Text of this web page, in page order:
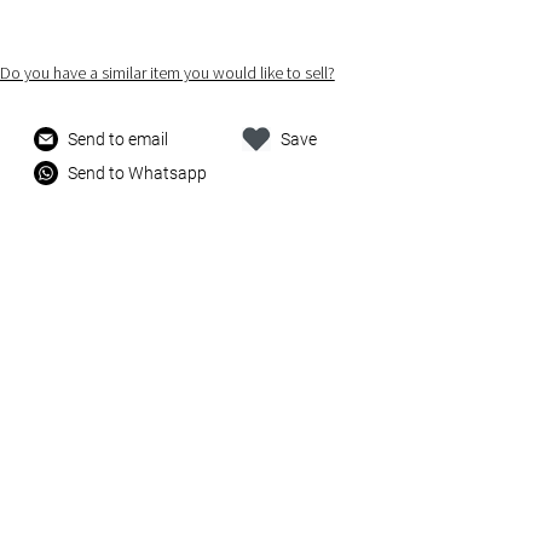
Do you have a similar item you would like to sell?
Send to email
Send to Whatsapp
Save